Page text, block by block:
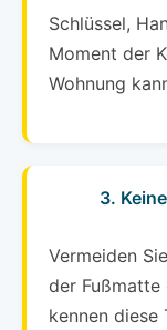
Schlüssel,
Moment der
Wohnung
3.
Vermeiden
der Fußmatte
kennen diese